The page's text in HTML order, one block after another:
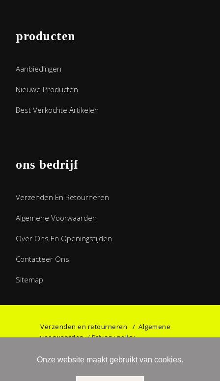
producten
Aanbiedingen
Nieuwe Producten
Best Verkochte Artikelen
ons bedrijf
Verzenden En Retourneren
Algemene Voorwaarden
Over Ons En Openingstijden
Contacteer Ons
Sitemap
Verzenden en retourneren /Algemene
voorwaarden/Privacy policy
©2023 Games & Gifts by Haniel. All rights
Onze website maakt gebruikt van cookies.